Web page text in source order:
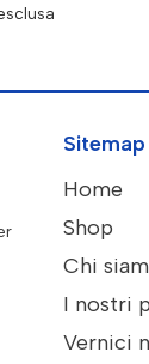
Sitemap
Home
Shop
Chi
I nostri
Vernici